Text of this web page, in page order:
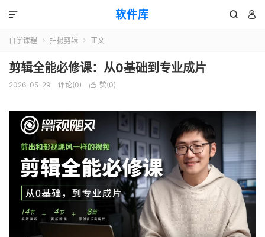
软件库  

自学课程  拍摄剪辑  正文
剪辑全能必修课：从0基础到专业成片
2026-05-29 评论(0)  赞(0)